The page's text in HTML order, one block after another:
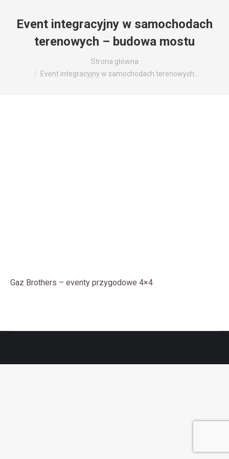
Event integracyjny w samochodach
terenowych – budowa mostu
Strona główna
Event integracyjny w samochodach terenowych…
Gaz Brothers – eventy przygodowe 4×4